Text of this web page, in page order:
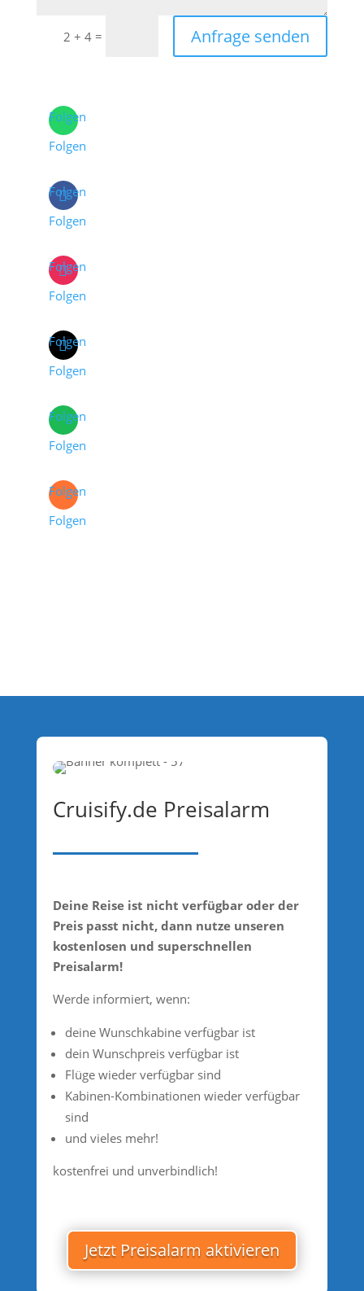
2 + 4 = Anfrage senden
Folgen
Folgen
Folgen
Folgen
Folgen
Folgen
Folgen
Folgen
Folgen
Folgen
Folgen
Folgen
Cruisify.de Preisalarm
Deine Reise ist nicht verfügbar oder der
Preis passt nicht, dann nutze unseren
kostenlosen und superschnellen
Preisalarm!
Werde informiert, wenn:
deine Wunschkabine verfügbar ist
dein Wunschpreis verfügbar ist
Flüge wieder verfügbar sind
Kabinen-Kombinationen wieder verfügbar
sind
und vieles mehr!
kostenfrei und unverbindlich!
Jetzt Preisalarm aktivieren